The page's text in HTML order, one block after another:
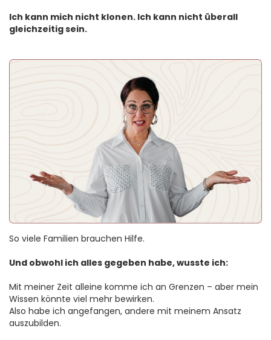
Ich kann mich nicht klonen. Ich kann nicht überall
gleichzeitig sein.
So viele Familien brauchen Hilfe.
Und obwohl ich alles gegeben habe, wusste ich:
Mit meiner Zeit alleine komme ich an Grenzen – aber mein
Wissen könnte viel mehr bewirken.
Also habe ich angefangen, andere mit meinem Ansatz
auszubilden.